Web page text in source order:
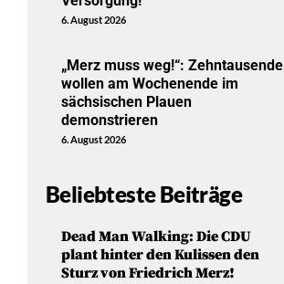
6. August 2026
„Merz muss weg!“: Zehntausende
wollen am Wochenende im
sächsischen Plauen
demonstrieren
6. August 2026
Beliebteste Beiträge
Dead Man Walking: Die CDU
plant hinter den Kulissen den
Sturz von Friedrich Merz!